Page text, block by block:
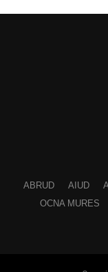
ABRUD AIUD
OCNA MURES